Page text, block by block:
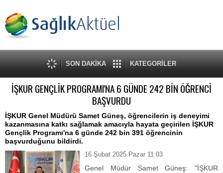
SON DAKİKA KATEGORİLER
İŞKUR GENÇLİK PROGRAMI'NA 6 GÜNDE 242 BİN ÖĞRENCİ
BAŞVURDU
İŞKUR Genel Müdürü Samet Güneş, öğrencilerin iş deneyimi
kazanmasına katkı sağlamak amacıyla hayata geçirilen İŞKUR
Gençlik Programı'na 6 günde 242 bin 391 öğrencinin
başvurduğunu bildirdi.
16 Şubat 2025 Pazar 11:03
Genel Müdür Samet Güneş: "İŞKUR